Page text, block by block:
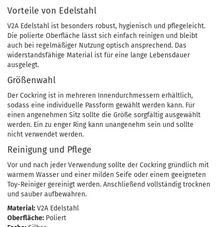
Vorteile von Edelstahl
V2A Edelstahl ist besonders robust, hygienisch und pflegeleicht.
Die polierte Oberfläche lässt sich einfach reinigen und bleibt
auch bei regelmäßiger Nutzung optisch ansprechend. Das
widerstandsfähige Material ist für eine lange Lebensdauer
ausgelegt.
Größenwahl
Der Cockring ist in mehreren Innendurchmessern erhältlich,
sodass eine individuelle Passform gewählt werden kann. Für
einen angenehmen Sitz sollte die Größe sorgfältig ausgewählt
werden. Ein zu enger Ring kann unangenehm sein und sollte
nicht verwendet werden.
Reinigung und Pflege
Vor und nach jeder Verwendung sollte der Cockring gründlich mit
warmem Wasser und einer milden Seife oder einem geeigneten
Toy-Reiniger gereinigt werden. Anschließend vollständig trocknen
und sauber aufbewahren.
Material: V2A Edelstahl
Oberfläche: Poliert